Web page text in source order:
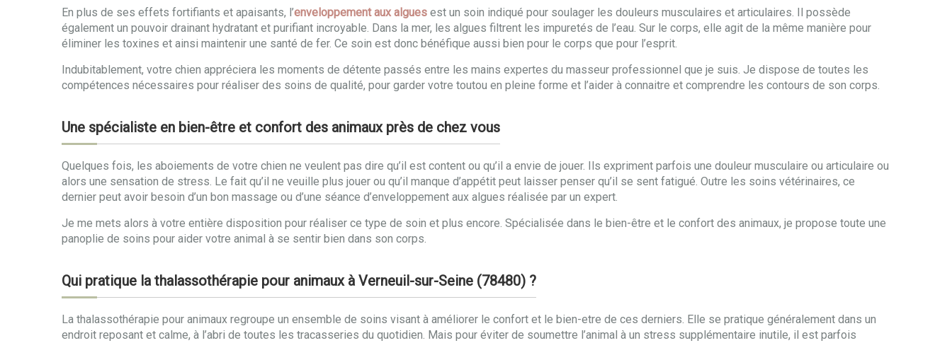
En plus de ses effets fortifiants et apaisants, l’enveloppement aux algues est un soin indiqué pour soulager les douleurs musculaires et articulaires. Il possède
également un pouvoir drainant hydratant et purifiant incroyable. Dans la mer, les algues filtrent les impuretés de l’eau. Sur le corps, elle agit de la même manière pour
éliminer les toxines et ainsi maintenir une santé de fer. Ce soin est donc bénéfique aussi bien pour le corps que pour l’esprit.
Indubitablement, votre chien appréciera les moments de détente passés entre les mains expertes du masseur professionnel que je suis. Je dispose de toutes les
compétences nécessaires pour réaliser des soins de qualité, pour garder votre toutou en pleine forme et l’aider à connaitre et comprendre les contours de son corps.
Une spécialiste en bien-être et confort des animaux près de chez vous
Quelques fois, les aboiements de votre chien ne veulent pas dire qu’il est content ou qu’il a envie de jouer. Ils expriment parfois une douleur musculaire ou articulaire ou
alors une sensation de stress. Le fait qu’il ne veuille plus jouer ou qu’il manque d’appétit peut laisser penser qu’il se sent fatigué. Outre les soins vétérinaires, ce
dernier peut avoir besoin d’un bon massage ou d’une séance d’enveloppement aux algues réalisée par un expert.
Je me mets alors à votre entière disposition pour réaliser ce type de soin et plus encore. Spécialisée dans le bien-être et le confort des animaux, je propose toute une
panoplie de soins pour aider votre animal à se sentir bien dans son corps.
Qui pratique la thalassothérapie pour animaux à Verneuil-sur-Seine (78480) ?
La thalassothérapie pour animaux regroupe un ensemble de soins visant à améliorer le confort et le bien-etre de ces derniers. Elle se pratique généralement dans un
endroit reposant et calme, à l’abri de toutes les tracasseries du quotidien. Mais pour éviter de soumettre l’animal à un stress supplémentaire inutile, il est parfois